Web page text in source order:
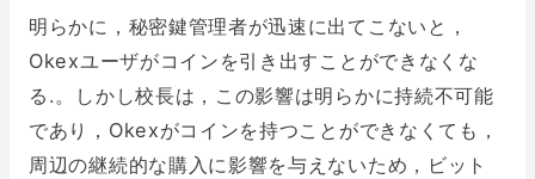
明らかに，秘密鍵管理者が迅速に出てこないと，
Okexユーザがコインを引き出すことができなくな
る.。しかし校長は，この影響は明らかに持続不可能
であり，Okexがコインを持つことができなくても，
周辺の継続的な購入に影響を与えないため，ビット